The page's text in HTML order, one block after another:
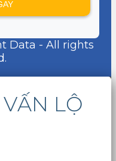
Data - All rights
LỘ